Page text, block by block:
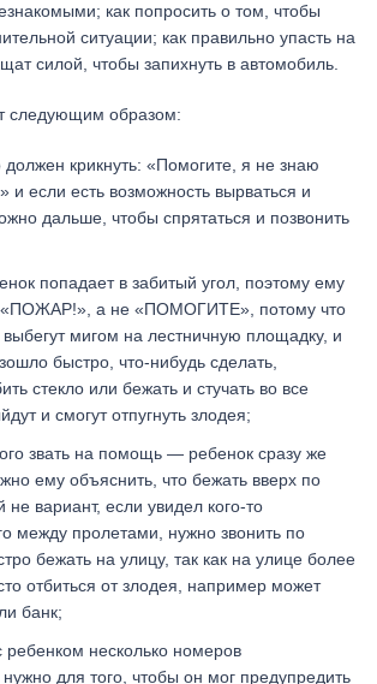
как попросить о том, чтобы
ситуации; как правильно упасть на
силой, чтобы запихнуть в автомобиль.
следующим образом:
должен крикнуть: «Помогите, я не знаю
и если есть возможность вырваться и
дальше, чтобы спрятаться и позвонить
попадает в забитый угол, поэтому ему
«ПОЖАР!», а не «ПОМОГИТЕ», потому что
мигом на лестничную площадку, и
быстро, что-нибудь сделать,
стекло или бежать и стучать во все
и смогут отпугнуть злодея;
звать на помощь — ребенок сразу же
ему объяснить, что бежать вверх по
не вариант, если увидел кого-то
между пролетами, нужно звонить по
бежать на улицу, так как на улице более
отбиться от злодея, например может
банк;
ребенком несколько номеров
нужно для того, чтобы он мог предупредить